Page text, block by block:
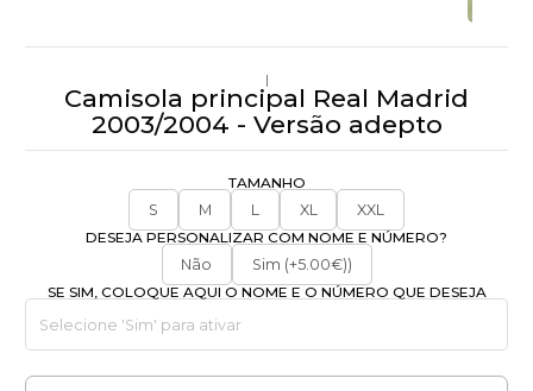
|
Camisola principal Real Madrid
2003/2004 - Versão adepto
TAMANHO
S
M L XL
XXL
DESEJA PERSONALIZAR COM NOME E NÚMERO?
Não
Sim (+5.00€))
SE SIM, COLOQUE AQUI O NOME E O NÚMERO QUE DESEJA